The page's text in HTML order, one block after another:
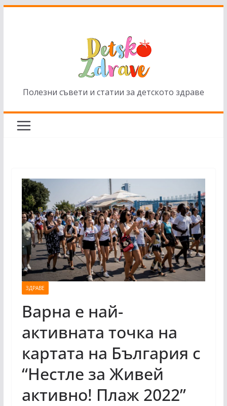
Полезни съвети и статии за детското здраве
ЗДРАВЕ
Варна е най-
активната точка на
картата на България с
“Нестле за Живей
активно! Плаж 2022”